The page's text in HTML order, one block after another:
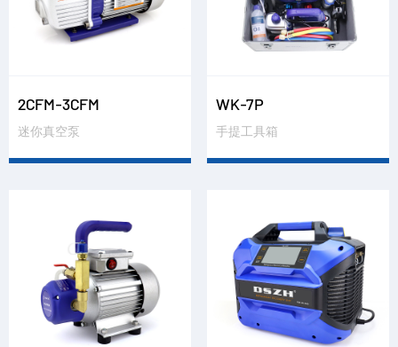
2CFM-3CFM
迷你真空泵
WK-7P
手提工具箱